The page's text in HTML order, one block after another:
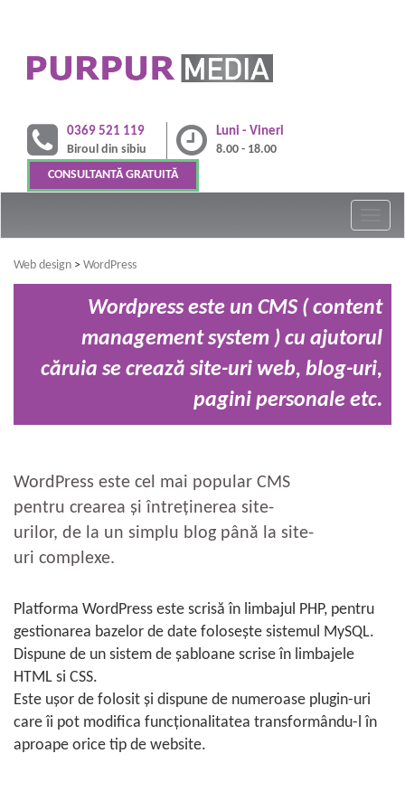
0369 521 119
Biroul din sibiu
Luni - Vineri
8.00 - 18.00
CONSULTANTĂ GRATUITĂ
Web design > WordPress
Wordpress este un CMS ( content
management system ) cu ajutorul
căruia se crează site-uri web, blog-uri,
pagini personale etc.
WordPress este cel mai popular CMS
pentru crearea și întreținerea site-
urilor, de la un simplu blog până la site-
uri complexe.
Platforma WordPress este scrisă în limbajul PHP, pentru
gestionarea bazelor de date folosește sistemul MySQL.
Dispune de un sistem de șabloane scrise în limbajele
HTML si CSS.
Este ușor de folosit și dispune de numeroase plugin-uri
care îi pot modifica funcționalitatea transformându-l în
aproape orice tip de website.